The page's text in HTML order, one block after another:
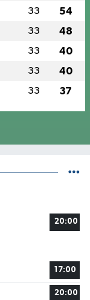
33 54
33 48
33 40
33 40
33 37
20:00
17:00
20:00